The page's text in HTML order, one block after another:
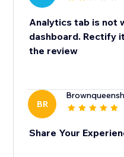
Analytics tab is not
dashboard. Rectify
the review
BR
Share Your